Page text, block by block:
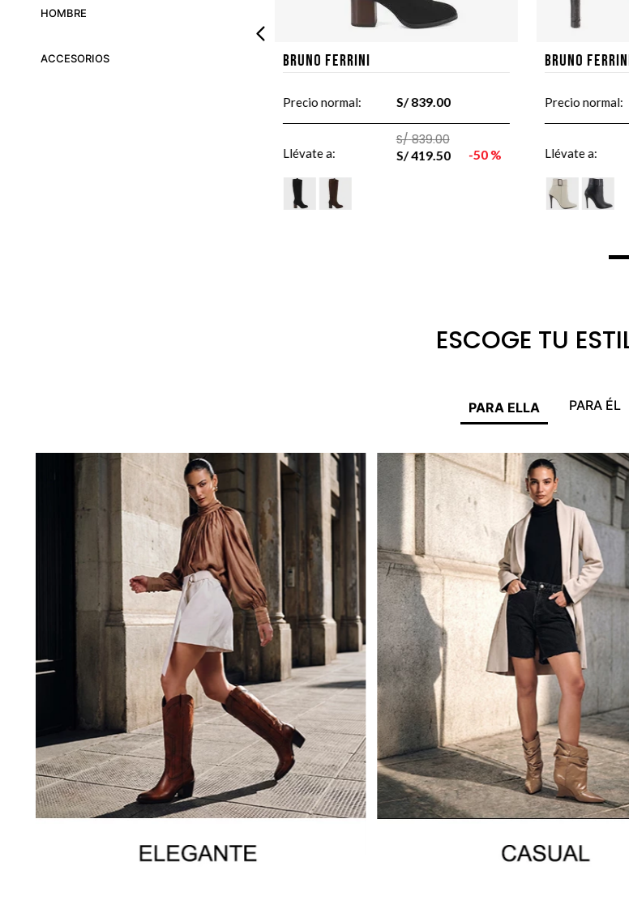
HOMBRE
ACCESORIOS Bruno Ferrini
Precio normal: S/839. 00
Llévate a:
S/ 839.00
S/419. 50 50 %
Bruno
Precio normal:
Llévate a:
ESCOGE TU
PARA ELLA PARA ÉL